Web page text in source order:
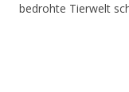
bedrohte Tierwelt